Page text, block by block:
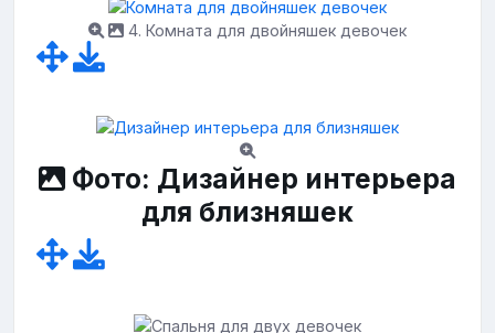
4. Комната для двойняшек девочек
Фото: Дизайнер интерьера
для близняшек